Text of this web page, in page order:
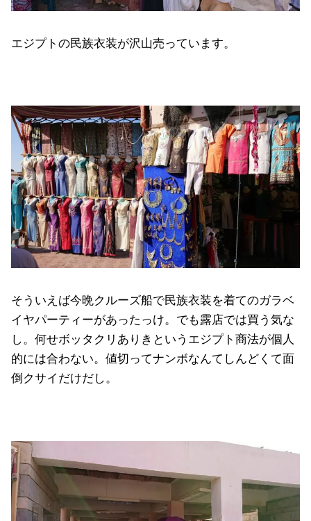
エジプトの民族衣装が沢山売っています。
そういえば今晩クルーズ船で民族衣装を着てのガラベ
イヤパーティーがあったっけ。でも露店では買う気な
し。何せボッタクリありきというエジプト商法が個人
的には合わない。値切ってナンボなんてしんどくて面
倒クサイだけだし。